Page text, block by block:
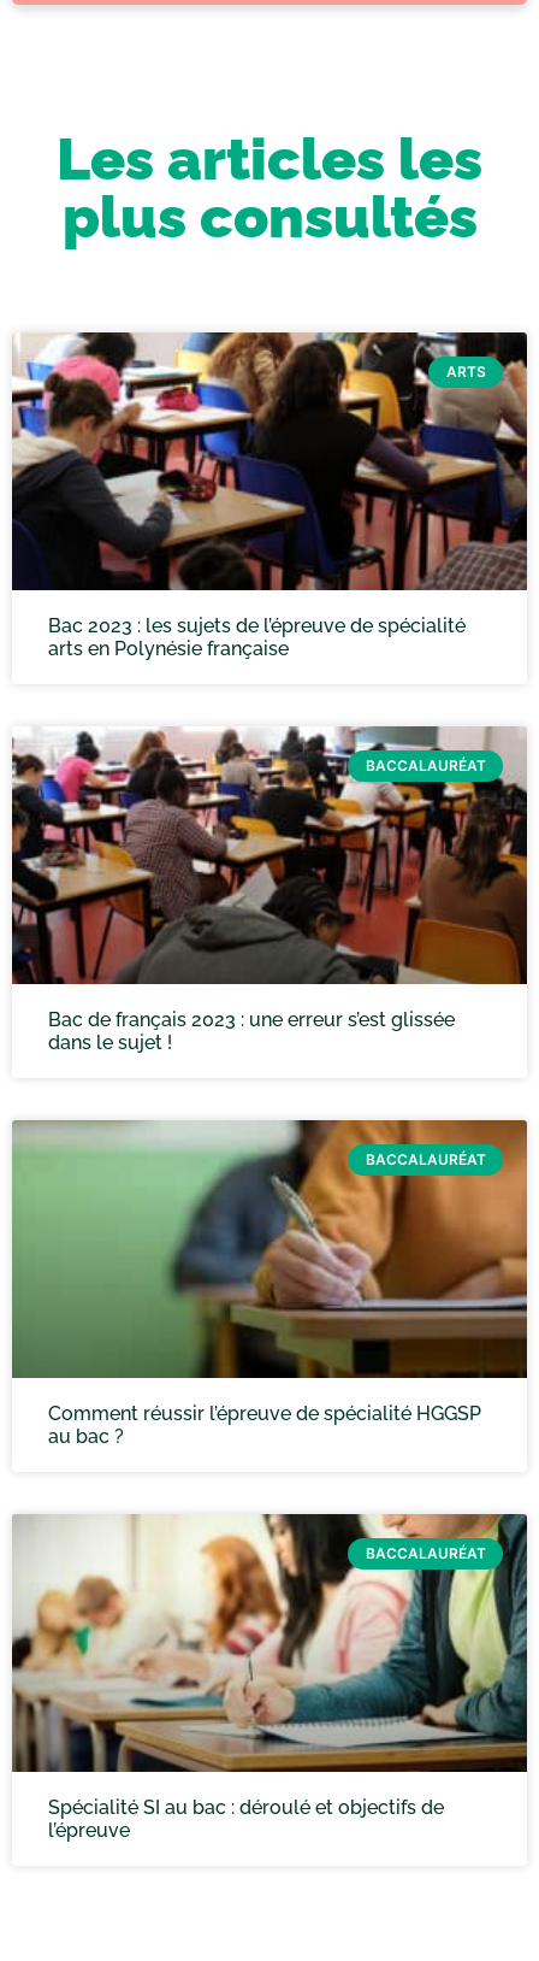
Les articles les
plus consultés
ARTS
Bac 2023 : les sujets de l’épreuve de spécialité
arts en Polynésie française
BACCALAURÉAT
Bac de français 2023 : une erreur s’est glissée
dans le sujet !
BACCALAURÉAT
Comment réussir l’épreuve de spécialité HGGSP
au bac ?
BACCALAURÉAT
Spécialité SI au bac : déroulé et objectifs de
l’épreuve